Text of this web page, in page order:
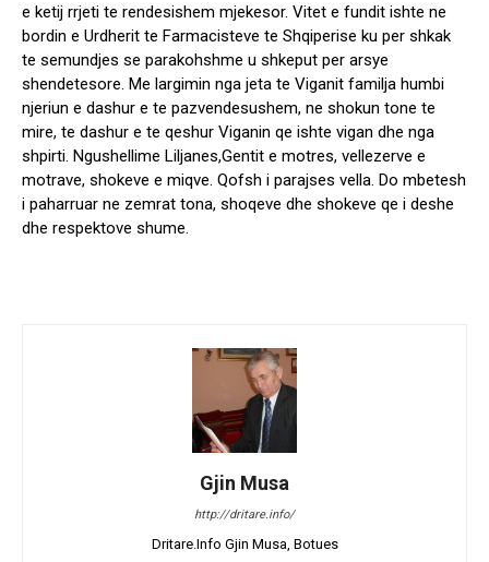
e ketij rrjeti te rendesishem mjekesor. Vitet e fundit ishte ne
bordin e Urdherit te Farmacisteve te Shqiperise ku per shkak
te semundjes se parakohshme u shkeput per arsye
shendetesore. Me largimin nga jeta te Viganit familja humbi
njeriun e dashur e te pazvendesushem, ne shokun tone te
mire, te dashur e te qeshur Viganin qe ishte vigan dhe nga
shpirti. Ngushellime Liljanes,Gentit e motres, vellezerve e
motrave, shokeve e miqve. Qofsh i parajses vella. Do mbetesh
i paharruar ne zemrat tona, shoqeve dhe shokeve qe i deshe
dhe respektove shume.
Gjin Musa
http://dritare.info/
Dritare.Info Gjin Musa, Botues